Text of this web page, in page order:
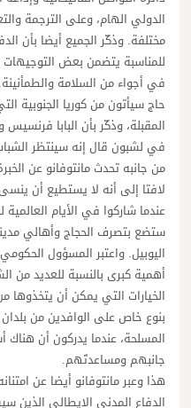
الدولي الهام، وعلى الترجمة
مختلفة. وذكّر الجميع أيضا بأن
للمناسبة يتضمن بعض
في أجواء من السلامة
حاج سيأتون من كوريا الجنوبية
المقبلة، وذكّر بأن البابا فرنسيس
في لشبون قال إنه سينتظر
من جانبه تحدث مانتوفانو عن
لافتا إلى أنه لا يستطيع أن
عندما شاركوا في الأيام
ستضع بتصرف الحجاج وأهالي
اليوبيل. واعتبر المسؤول
أهمية كبرى بالنسبة للعديد من
الخيارات التي يمكن أن
بنوع خاص على الوافدين من
المسلحة، عندما يدركون أن
جانبهم ومساعدتَهم.
هذا وعبر مانتوفانو أيضا عن
الدفاع المدني الإيطالي الذين